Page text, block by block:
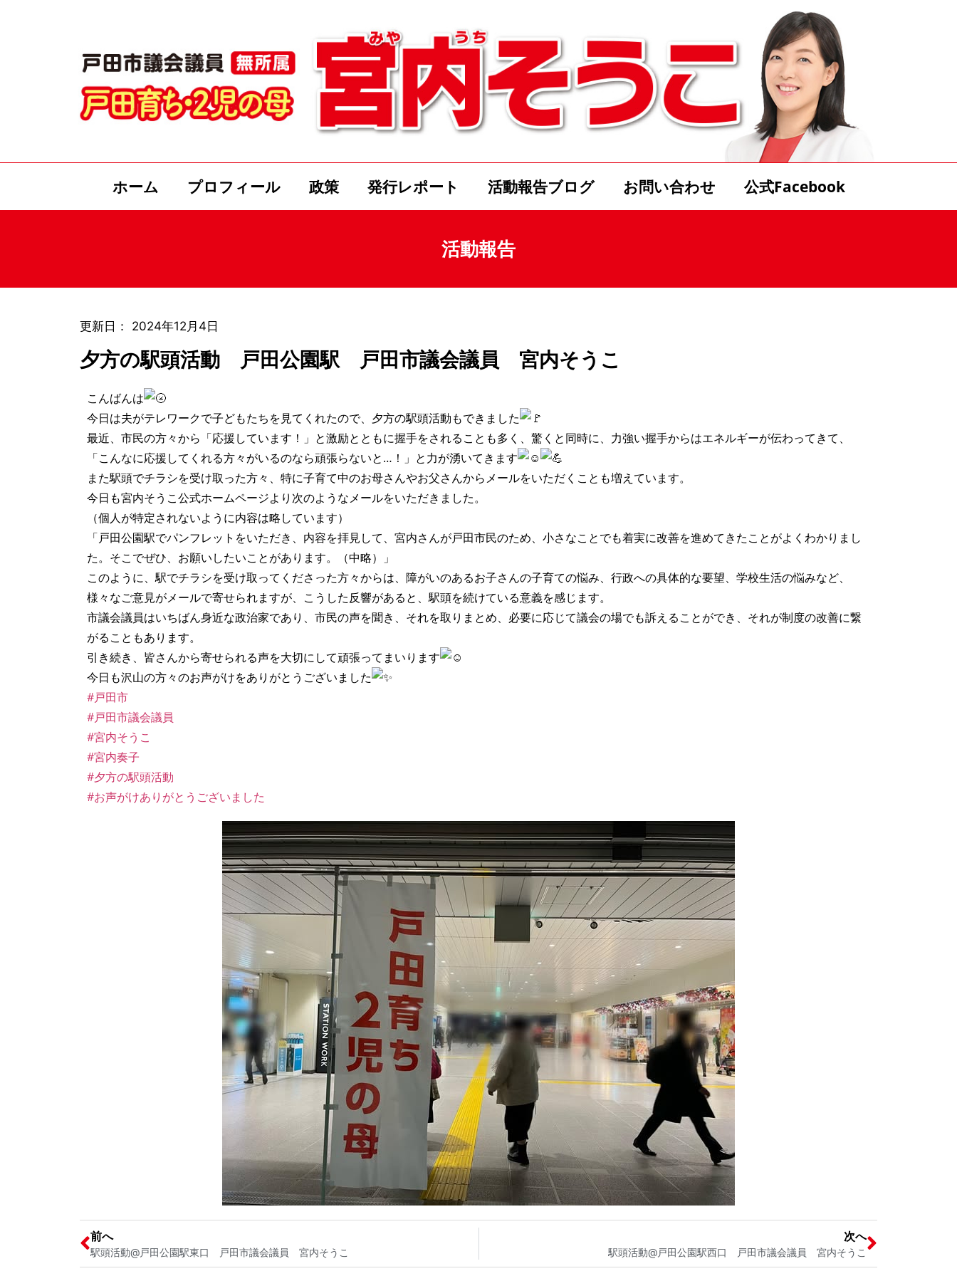
ホーム プロフィール 政策 発行レポート 活動報告ブログ お問い合わせ 公式Facebook
活動報告
更新日： 2024年12月4日
夕方の駅頭活動 戸田公園駅 戸田市議会議員 宮内そうこ
こんばんは
今日は夫がテレワークで子どもたちを見てくれたので、夕方の駅頭活動もできました
最近、市民の方々から「応援しています！」と激励とともに握手をされることも多く、驚くと同時に、力強い握手からはエネルギーが伝わってきて、
「こんなに応援してくれる方々がいるのなら頑張らないと…！」と力が湧いてきます
また駅頭でチラシを受け取った方々、特に子育て中のお母さんやお父さんからメールをいただくことも増えています。
今日も宮内そうこ公式ホームページより次のようなメールをいただきました。
（個人が特定されないように内容は略しています）
「戸田公園駅でパンフレットをいただき、内容を拝見して、宮内さんが戸田市民のため、小さなことでも着実に改善を進めてきたことがよくわかりまし
た。そこでぜひ、お願いしたいことがあります。（中略）」
このように、駅でチラシを受け取ってくださった方々からは、障がいのあるお子さんの子育ての悩み、行政への具体的な要望、学校生活の悩みなど、
様々なご意見がメールで寄せられますが、こうした反響があると、駅頭を続けている意義を感じます。
市議会議員はいちばん身近な政治家であり、市民の声を聞き、それを取りまとめ、必要に応じて議会の場でも訴えることができ、それが制度の改善に繋
がることもあります。
引き続き、皆さんから寄せられる声を大切にして頑張ってまいります
今日も沢山の方々のお声がけをありがとうございました
#戸田市
#戸田市議会議員
#宮内そうこ
#宮内奏子
#夕方の駅頭活動
#お声がけありがとうございました
前へ
駅頭活動@戸田公園駅東口 戸田市議会議員 宮内そうこ
次へ
駅頭活動@戸田公園駅西口 戸田市議会議員 宮内そうこ